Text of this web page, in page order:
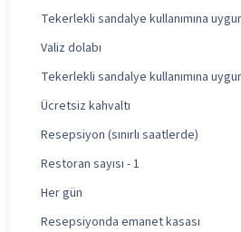
Tekerlekli sandalye kullanımına
Valiz dolabı
Tekerlekli sandalye kullanımına
Ücretsiz kahvaltı
Resepsiyon (sınırlı saatlerde)
Restoran sayısı - 1
Her gün
Resepsiyonda emanet kasası